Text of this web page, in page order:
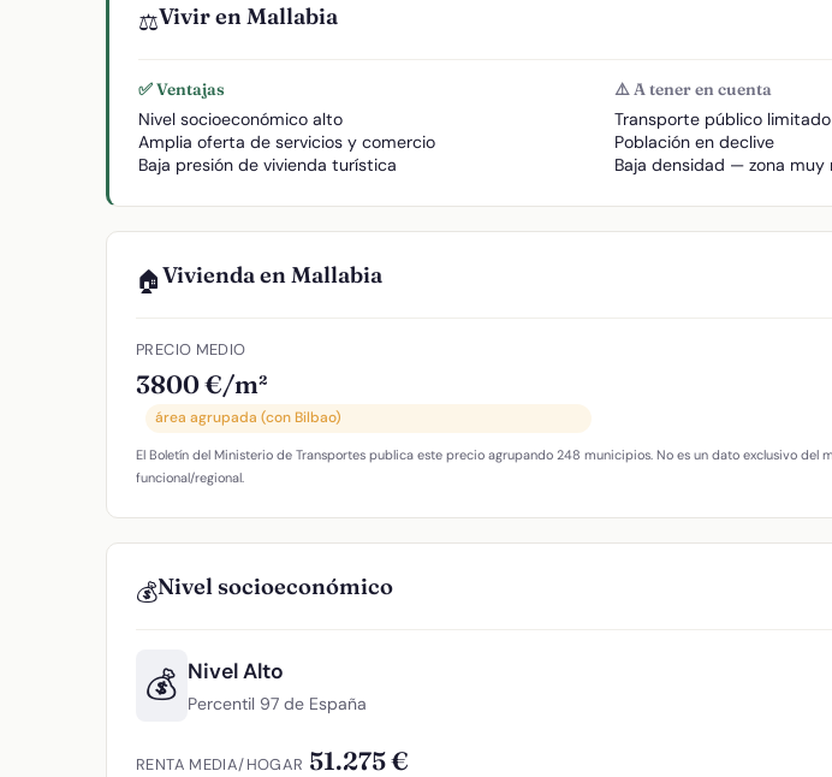
⚖️Vivir en Mallabia
✅ Ventajas
Nivel socioeconómico alto
Amplia oferta de servicios y comercio
Baja presión de vivienda turística
⚠️ A tener en cuenta
Transporte público limitado
Población en declive
Baja densidad — zona muy
🏠Vivienda en Mallabia
PRECIO MEDIO
3800 €/m²
área agrupada (con Bilbao)
El Boletín del Ministerio de Transportes publica este precio agrupando 248 municipios. No es un dato exclusivo del
funcional/regional.
💰Nivel socioeconómico
💰 Nivel Alto
Percentil 97 de España
RENTA MEDIA/HOGAR 51.275 €